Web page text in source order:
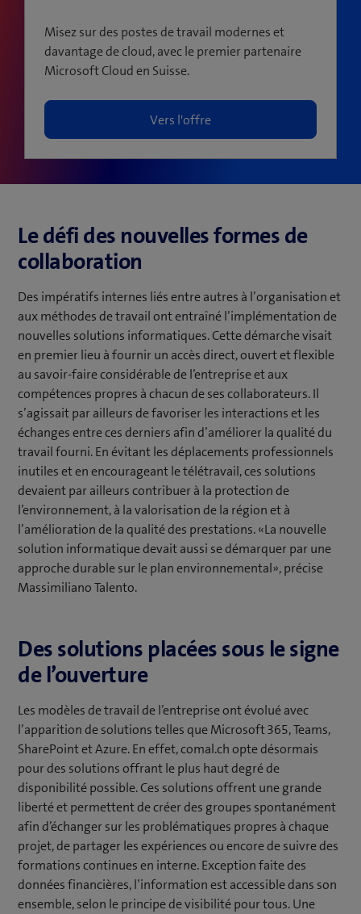
Misez sur des postes de travail modernes et
davantage de cloud, avec le premier partenaire
Microsoft Cloud en Suisse.
Vers l'offre
Le défi des nouvelles formes de
collaboration
Des impératifs internes liés entre autres à l’organisation et
aux méthodes de travail ont entraîné l’implémentation de
nouvelles solutions informatiques. Cette démarche visait
en premier lieu à fournir un accès direct, ouvert et flexible
au savoir-faire considérable de l’entreprise et aux
compétences propres à chacun de ses collaborateurs. Il
s’agissait par ailleurs de favoriser les interactions et les
échanges entre ces derniers afin d’améliorer la qualité du
travail fourni. En évitant les déplacements professionnels
inutiles et en encourageant le télétravail, ces solutions
devaient par ailleurs contribuer à la protection de
l’environnement, à la valorisation de la région et à
l’amélioration de la qualité des prestations. «La nouvelle
solution informatique devait aussi se démarquer par une
approche durable sur le plan environnemental», précise
Massimiliano Talento.
Des solutions placées sous le signe
de l’ouverture
Les modèles de travail de l’entreprise ont évolué avec
l’apparition de solutions telles que Microsoft 365, Teams,
SharePoint et Azure. En effet, comal.ch opte désormais
pour des solutions offrant le plus haut degré de
disponibilité possible. Ces solutions offrent une grande
liberté et permettent de créer des groupes spontanément
afin d’échanger sur les problématiques propres à chaque
projet, de partager les expériences ou encore de suivre des
formations continues en interne. Exception faite des
données financières, l’information est accessible dans son
ensemble, selon le principe de visibilité pour tous. Une